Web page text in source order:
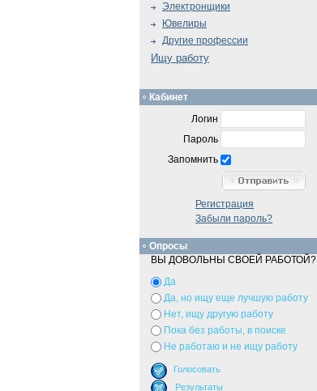
Электронщики
Ювелиры
Другие профессии
Ищу работу
Кабинет
Логин
Пароль
Запомнить
Регистрация
Забыли пароль?
Опросы
ВЫ ДОВОЛЬНЫ СВОЕЙ РАБОТОЙ?
Да
Да, но ищу еще лучшую работу
Нет, ищу другую работу
Пока без работы, в поиске
Не работаю и не ищу работу